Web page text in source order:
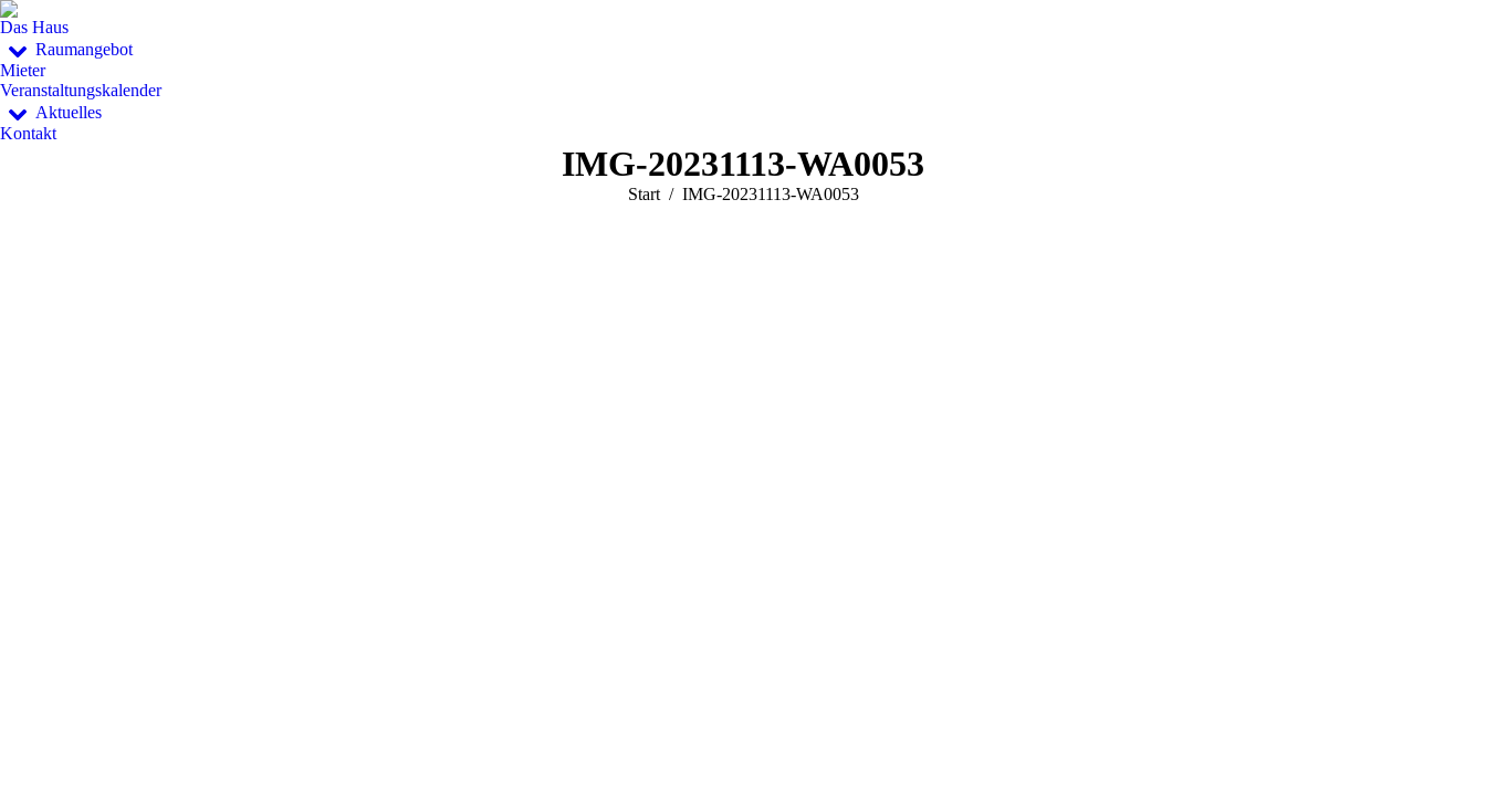
Das Haus
Raumangebot
Mieter
Veranstaltungskalender
Aktuelles
Kontakt
IMG-20231113-WA0053
Sie befinden sich hier:
Start IMG-20231113-WA0053